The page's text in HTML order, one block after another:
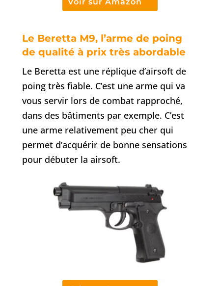
Le Beretta M9, l’arme de poing
de qualité à prix très abordable
Le Beretta est une réplique d’airsoft de
poing très fiable. C’est une arme qui va
vous servir lors de combat rapproché,
dans des bâtiments par exemple. C’est
une arme relativement peu cher qui
permet d’acquérir de bonne sensations
pour débuter la airsoft.